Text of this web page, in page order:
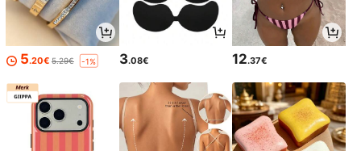
5.20€ 5.29€ -1% 3.08€ 12.37€